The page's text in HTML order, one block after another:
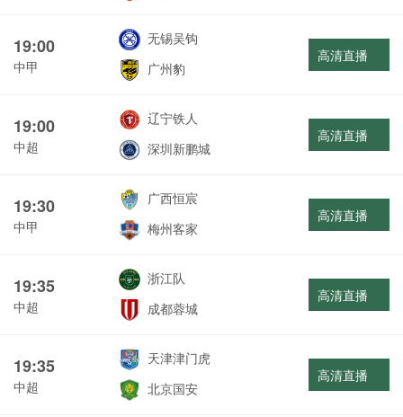
19:00
中甲
无锡吴钩
广州豹
高清直播
19:00
中超
辽宁铁人
深圳新鹏城
高清直播
19:30
中甲
广西恒宸
梅州客家
高清直播
19:35
中超
浙江队
成都蓉城
高清直播
19:35
中超
天津津门虎
北京国安
高清直播